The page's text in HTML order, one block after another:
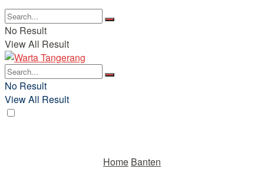
No Result
View All Result
No Result
View All Result
Home Banten